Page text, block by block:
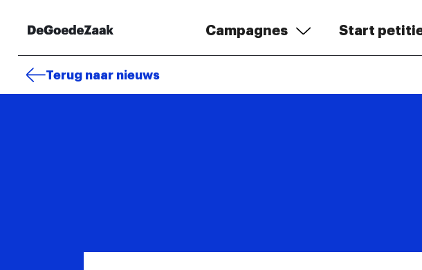
Campagnes Start
Terug naar nieuws